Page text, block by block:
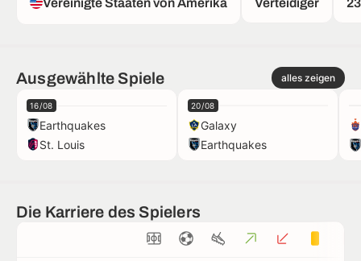
Vereinigte Staaten von Amerika Verteidiger
Ausgewählte Spiele alles zeigen
16/08
Earthquakes
St. Louis
20/08
Galaxy
Earthquakes
Die Karriere des Spielers